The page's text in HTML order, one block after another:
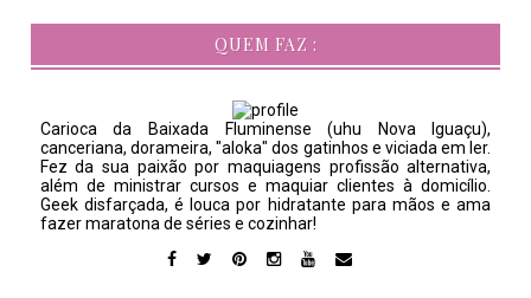
QUEM FAZ :
Carioca da Baixada Fluminense (uhu Nova Iguaçu),
canceriana, dorameira, "aloka" dos gatinhos e viciada em ler.
Fez da sua paixão por maquiagens profissão alternativa,
além de ministrar cursos e maquiar clientes à domicílio.
Geek disfarçada, é louca por hidratante para mãos e ama
fazer maratona de séries e cozinhar!